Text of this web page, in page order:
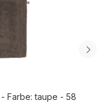
Farbe: taupe - 58